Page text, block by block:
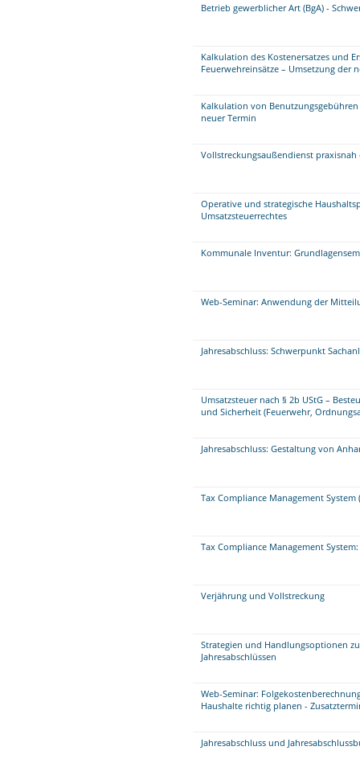
Betrieb gewerblicher Art (BgA) -
Kalkulation des Kostenersatzes und
Feuerwehreinsätze – Umsetzung der
Kalkulation von
neuer Termin
Vollstreckungsaußendienst praxisnah
Operative und strategische
Umsatzsteuerrechtes
Kommunale Inventur:
Web-Seminar: Anwendung der
Jahresabschluss: Schwerpunkt
Umsatzsteuer nach § 2b UStG –
und Sicherheit (Feuerwehr,
Jahresabschluss: Gestaltung von
Tax Compliance Management System
Tax Compliance Management
Verjährung und Vollstreckung
Strategien und Handlungsoptionen
Jahresabschlüssen
Web-Seminar:
Haushalte richtig planen -
Jahresabschluss und